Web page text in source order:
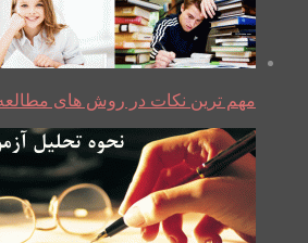
مهم ترین نکات در روش های